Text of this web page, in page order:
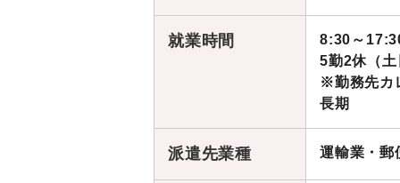
就業時間
8:30～
5勤2休（土
※勤務先カ
長期
派遣先業種 運輸業・郵